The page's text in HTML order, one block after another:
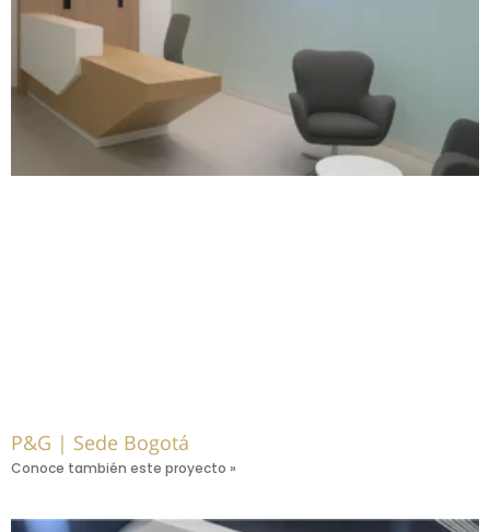
P&G | Sede Bogotá
Conoce también este proyecto »